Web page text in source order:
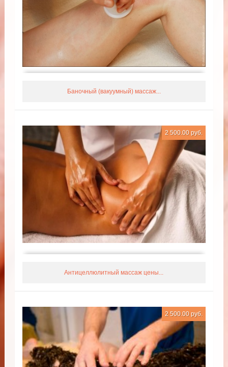
Баночный (вакуумный) массаж...
Антицеллюлитный массаж цены...
2 500.00 руб.
2 500.00 руб.